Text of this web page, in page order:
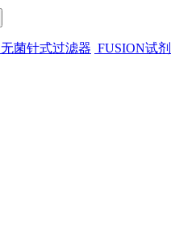
无菌针式过滤器 FUSION试剂